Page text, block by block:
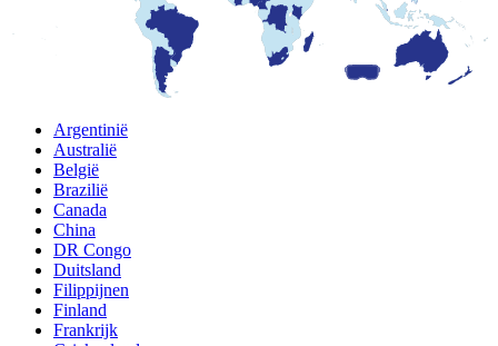
Argentinië
Australië
België
Brazilië
Canada
China
DR Congo
Duitsland
Filippijnen
Finland
Frankrijk